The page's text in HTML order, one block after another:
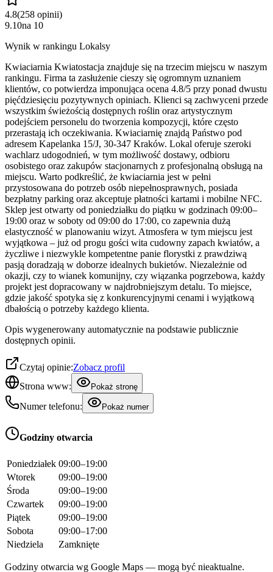
4.8(258 opinii)
9.10na 10
Wynik w rankingu Lokalsy
Kwiaciarnia Kwiatostacja znajduje się na trzecim miejscu w naszym
rankingu. Firma ta zasłużenie cieszy się ogromnym uznaniem
klientów, co potwierdza imponująca ocena 4.8/5 przy ponad dwustu
pięćdziesięciu pozytywnych opiniach. Klienci są zachwyceni przede
wszystkim świeżością dostępnych roślin oraz artystycznym
podejściem personelu do tworzenia kompozycji, które często
przerastają ich oczekiwania. Kwiaciarnię znajdą Państwo pod
adresem Kapelanka 15/J, 30-347 Kraków. Lokal oferuje szeroki
wachlarz udogodnień, w tym możliwość dostawy, odbioru
osobistego oraz zakupów stacjonarnych z profesjonalną obsługą na
miejscu. Warto podkreślić, że kwiaciarnia jest w pełni
przystosowana do potrzeb osób niepełnosprawnych, posiada
bezpłatny parking oraz akceptuje płatności kartami i mobilne NFC.
Sklep jest otwarty od poniedziałku do piątku w godzinach 09:00–
19:00 oraz w soboty od 09:00 do 17:00, co zapewnia dużą
elastyczność w planowaniu wizyt. Atmosfera w tym miejscu jest
wyjątkowa – już od progu gości wita cudowny zapach kwiatów, a
życzliwe i niezwykle kompetentne panie florystki z prawdziwą
pasją doradzają w doborze idealnych bukietów. Niezależnie od
okazji, czy to wianek komunijny, czy wiązanka pogrzebowa, każdy
projekt jest dopracowany w najdrobniejszym detalu. To miejsce,
gdzie jakość spotyka się z konkurencyjnymi cenami i wyjątkową
dbałością o potrzeby każdego klienta.
Opis wygenerowany automatycznie na podstawie publicznie
dostępnych opinii.
Czytaj opinie:Zobacz profil
Strona www:
Pokaż stronę
Numer telefonu: Pokaż numer
Godziny otwarcia
Poniedziałek 09:00–19:00
Wtorek
09:00–19:00
Środa
09:00–19:00
Czwartek
09:00–19:00
Piątek
09:00–19:00
Sobota
09:00–17:00
Niedziela
Zamknięte
Godziny otwarcia wg Google Maps — mogą być nieaktualne.